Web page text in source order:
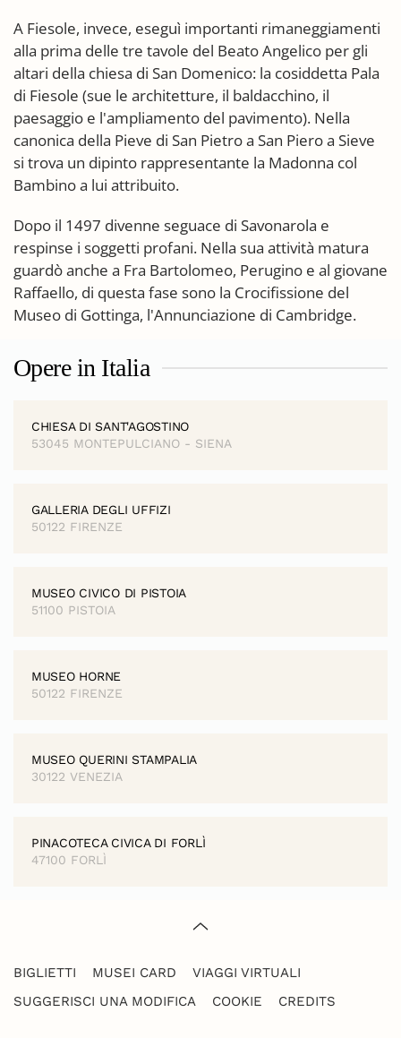
A Fiesole, invece, eseguì importanti rimaneggiamenti
alla prima delle tre tavole del Beato Angelico per gli
altari della chiesa di San Domenico: la cosiddetta Pala
di Fiesole (sue le architetture, il baldacchino, il
paesaggio e l'ampliamento del pavimento). Nella
canonica della Pieve di San Pietro a San Piero a Sieve
si trova un dipinto rappresentante la Madonna col
Bambino a lui attribuito.
Dopo il 1497 divenne seguace di Savonarola e
respinse i soggetti profani. Nella sua attività matura
guardò anche a Fra Bartolomeo, Perugino e al giovane
Raffaello, di questa fase sono la Crocifissione del
Museo di Gottinga, l'Annunciazione di Cambridge.
Opere in Italia
CHIESA DI SANT'AGOSTINO
53045 MONTEPULCIANO - SIENA
GALLERIA DEGLI UFFIZI
50122 FIRENZE
MUSEO CIVICO DI PISTOIA
51100 PISTOIA
MUSEO HORNE
50122 FIRENZE
MUSEO QUERINI STAMPALIA
30122 VENEZIA
PINACOTECA CIVICA DI FORLÌ
47100 FORLÌ
BIGLIETTI MUSEI CARD
VIAGGI VIRTUALI
SUGGERISCI UNA MODIFICA
COOKIE CREDITS